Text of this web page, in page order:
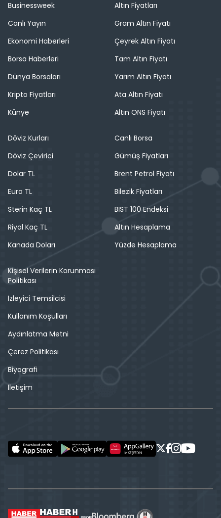
Businessweek
Canlı Yayın
Ekonomi Haberleri
Borsa Haberleri
Dünya Borsaları
Kripto Fiyatları
Künye
Altın Fiyatları
Gram Altın Fiyatı
Çeyrek Altın Fiyatı
Tam Altın Fiyatı
Yarım Altın Fiyatı
Ata Altın Fiyatı
Altın ONS Fiyatı
Döviz Kurları
Döviz Çevirici
Dolar TL
Euro TL
Sterin Kaç TL
Riyal Kaç TL
Kanada Doları
Canlı Borsa
Gümüş Fiyatları
Brent Petrol Fiyatı
Bilezik Fiyatları
BIST 100 Endeksi
Altın Hesaplama
Yüzde Hesaplama
Kişisel Verilerin Korunması
Politikası
İzleyici Temsilcisi
Kullanım Koşulları
Aydınlatma Metni
Çerez Politikası
Biyografi
İletişim